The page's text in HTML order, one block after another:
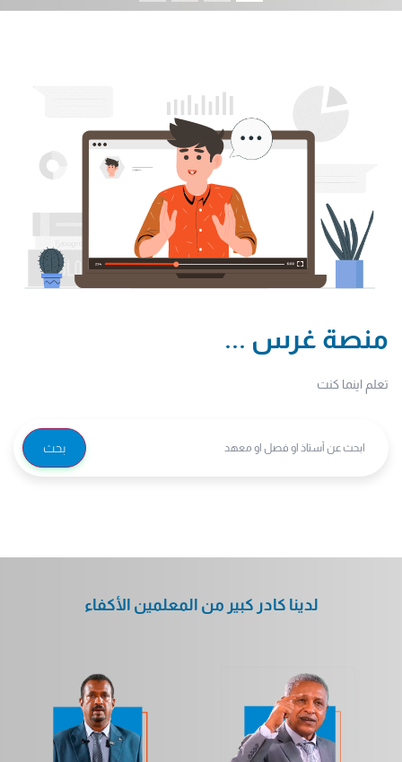
منصة غرس ...
تعلم اينما كنت
بحث
لدينا كادر كبير من المعلمين الأكفاء